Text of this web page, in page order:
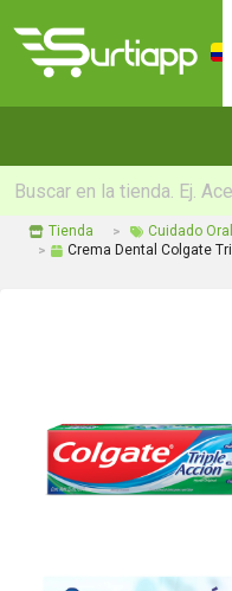
Tienda
Cuidado Oral
Crema Dental Colgate